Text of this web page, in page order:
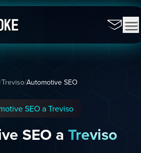
/Treviso/Automotive SEO
SEO a Treviso
SEO a Treviso